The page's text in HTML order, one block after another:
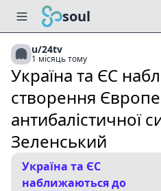
soul
u/24tv
1 місяць тому
Україна та ЄС
створення
антибалістичної
Зеленський
Україна та ЄС
наближаються до